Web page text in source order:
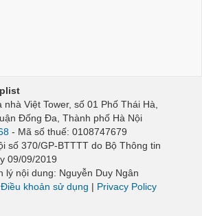
Việt Tower, số 01 Phố Thái Hà,
Đống Đa, Thành phố Hà Nội
- Mã số thuế: 0108747679
số 370/GP-BTTTT do Bộ Thông tin
09/09/2019
lý nội dung: Nguyễn Duy Ngân
khoản sử dụng | Privacy Policy